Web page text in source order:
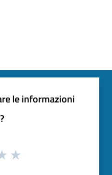
le informazioni